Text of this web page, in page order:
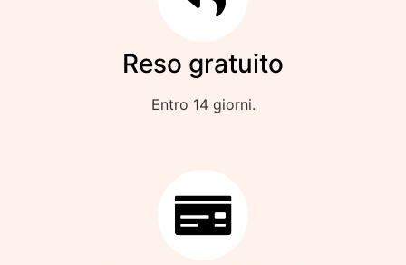
Reso gratuito
Entro 14 giorni.